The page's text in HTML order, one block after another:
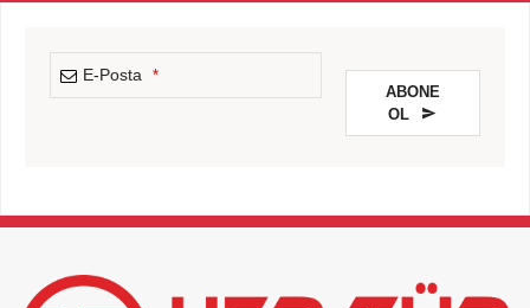
E-Posta *
ABONE
OL
field
left